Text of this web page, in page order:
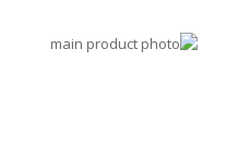
انتقل